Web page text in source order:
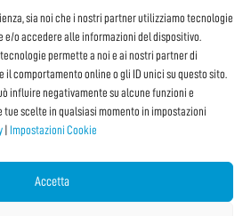
sia noi che i nostri partner utilizziamo tecnologie
e/o accedere alle informazioni del dispositivo.
permette a noi e ai nostri partner di
il comportamento online o gli ID unici su questo sito.
influire negativamente su alcune funzioni e
scelte in qualsiasi momento in impostazioni
Impostazioni Cookie
Accetta
alla Newsletter
QUESTA PAGINA!
Facebook